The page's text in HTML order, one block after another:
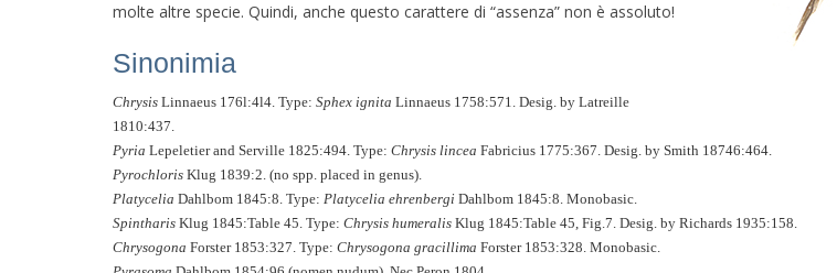
molte altre specie. Quindi, anche questo carattere di “assenza” non è assoluto!
Sinonimia
Chrysis Linnaeus 176l:4l4. Type: Sphex ignita Linnaeus 1758:571. Desig. by Latreille
1810:437.
Pyria Lepeletier and Serville 1825:494. Type: Chrysis lincea Fabricius 1775:367. Desig. by Smith 18746:464.
Pyrochloris Klug 1839:2. (no spp. placed in genus).
Platycelia Dahlbom 1845:8. Type: Platycelia ehrenbergi Dahlbom 1845:8. Monobasic.
Spintharis Klug 1845:Table 45. Type: Chrysis humeralis Klug 1845:Table 45, Fig.7. Desig. by Richards 1935:158.
Chrysogona Forster 1853:327. Type: Chrysogona gracillima Forster 1853:328. Monobasic.